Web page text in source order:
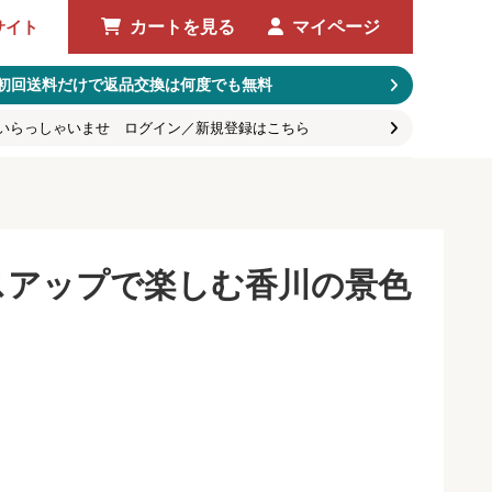
イト カートを見る マイページ
回送料だけで返品交換は何度でも無料
らっしゃいませ ログイン／新規登録はこちら
ップで楽しむ香川の景色